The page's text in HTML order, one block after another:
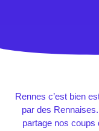
Rennes c’est bien
par des
partage nos coups